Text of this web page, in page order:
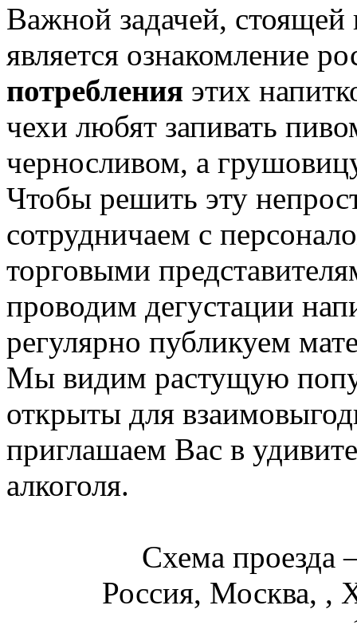
Важной задачей,
является ознакомление
потребления этих
чехи любят запивать
черносливом, а
Чтобы решить эту
сотрудничаем с
торговыми
проводим дегустации
регулярно публикуем
Мы видим растущую
открыты для
приглашаем Вас в
алкоголя.
Схема
Россия, Москва, ,